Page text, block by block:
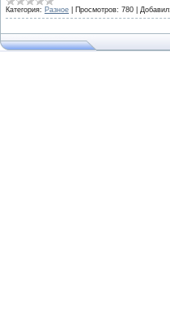
Категория: Разное Просмотров: 780 Добавил: